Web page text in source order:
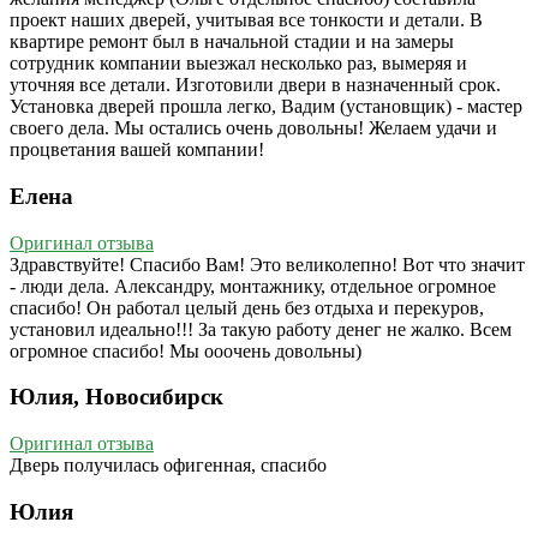
проект наших дверей, учитывая все тонкости и детали. В
квартире ремонт был в начальной стадии и на замеры
сотрудник компании выезжал несколько раз, вымеряя и
уточняя все детали. Изготовили двери в назначенный срок.
Установка дверей прошла легко, Вадим (установщик) - мастер
своего дела. Мы остались очень довольны! Желаем удачи и
процветания вашей компании!
Елена
Оригинал отзыва
Здравствуйте! Спасибо Вам! Это великолепно! Вот что значит
- люди дела. Александру, монтажнику, отдельное огромное
спасибо! Он работал целый день без отдыха и перекуров,
установил идеально!!! За такую работу денег не жалко. Всем
огромное спасибо! Мы ооочень довольны)
Юлия, Новосибирск
Оригинал отзыва
Дверь получилась офигенная, спасибо
Юлия